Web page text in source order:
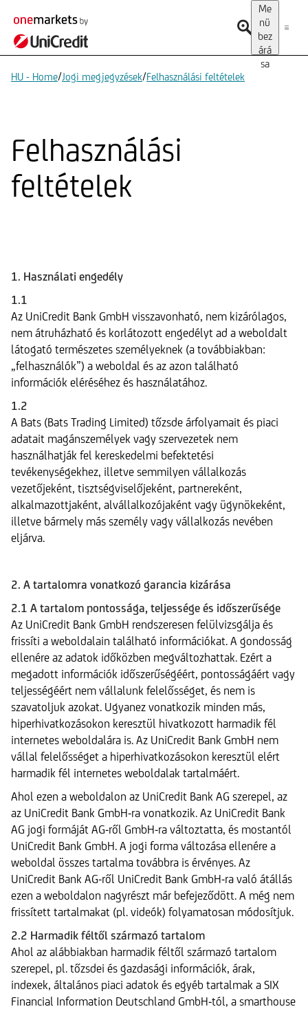
Me
nü
bez
árá
sa
HU - Home/Jogi megjegyzések/Felhasználási feltételek
Felhasználási
feltételek
1. Használati engedély
1.1
Az UniCredit Bank GmbH visszavonható, nem kizárólagos,
nem átruházható és korlátozott engedélyt ad a weboldalt
látogató természetes személyeknek (a továbbiakban:
„felhasználók”) a weboldal és az azon található
információk eléréséhez és használatához.
1.2
A Bats (Bats Trading Limited) tőzsde árfolyamait és piaci
adatait magánszemélyek vagy szervezetek nem
használhatják fel kereskedelmi befektetési
tevékenységekhez, illetve semmilyen vállalkozás
vezetőjeként, tisztségviselőjeként, partnereként,
alkalmazottjaként, alvállalkozójaként vagy ügynökeként,
illetve bármely más személy vagy vállalkozás nevében
eljárva.
2. A tartalomra vonatkozó garancia kizárása
2.1 A tartalom pontossága, teljessége és időszerűsége
Az UniCredit Bank GmbH rendszeresen felülvizsgálja és
frissíti a weboldalain található információkat. A gondosság
ellenére az adatok időközben megváltozhattak. Ezért a
megadott információk időszerűségéért, pontosságáért vagy
teljességéért nem vállalunk felelősséget, és nem is
szavatoljuk azokat. Ugyanez vonatkozik minden más,
hiperhivatkozásokon keresztül hivatkozott harmadik fél
internetes weboldalára is. Az UniCredit Bank GmbH nem
vállal felelősséget a hiperhivatkozásokon keresztül elért
harmadik fél internetes weboldalak tartalmáért.
Ahol ezen a weboldalon az UniCredit Bank AG szerepel, az
az UniCredit Bank GmbH-ra vonatkozik. Az UniCredit Bank
AG jogi formáját AG-ről GmbH-ra változtatta, és mostantól
UniCredit Bank GmbH. A jogi forma változása ellenére a
weboldal összes tartalma továbbra is érvényes. Az
UniCredit Bank AG-ről UniCredit Bank GmbH-ra való átállás
ezen a weboldalon nagyrészt már befejeződött. A még nem
frissített tartalmakat (pl. videók) folyamatosan módosítjuk.
2.2 Harmadik féltől származó tartalom
Ahol az alábbiakban harmadik féltől származó tartalom
szerepel, pl. tőzsdei és gazdasági információk, árak,
indexek, általános piaci adatok és egyéb tartalmak a SIX
Financial Information Deutschland GmbH-tól, a smarthouse